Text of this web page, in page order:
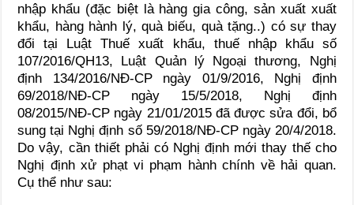
nhập khẩu (đặc biệt là hàng gia công, sản xuất xuất
khẩu, hàng hành lý, quà biếu, quà tặng..) có sự thay
đổi tại Luật Thuế xuất khẩu, thuế nhập khẩu số
107/2016/QH13, Luật Quản lý Ngoại thương, Nghị
định 134/2016/NĐ-CP ngày 01/9/2016, Nghị định
69/2018/NĐ-CP ngày 15/5/2018, Nghị định
08/2015/NĐ-CP ngày 21/01/2015 đã được sửa đổi, bổ
sung tại Nghị định số 59/2018/NĐ-CP ngày 20/4/2018.
Do vậy, cần thiết phải có Nghị định mới thay thế cho
Nghị định xử phạt vi phạm hành chính về hải quan.
Cụ thể như sau: